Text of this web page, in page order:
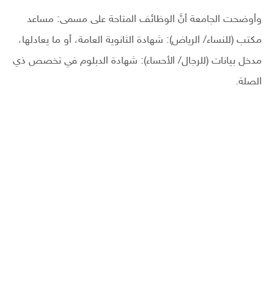
وأوضحت الجامعة أنَّ الوظائف المتاحة على مسمى: مساعد
مكتب (للنساء/ الرياض): شهادة الثانوية العامة، أو ما يعادلها،
مدخل بيانات (للرجال/ الأحساء): شهادة الدبلوم في تخصص ذي
الصلة.